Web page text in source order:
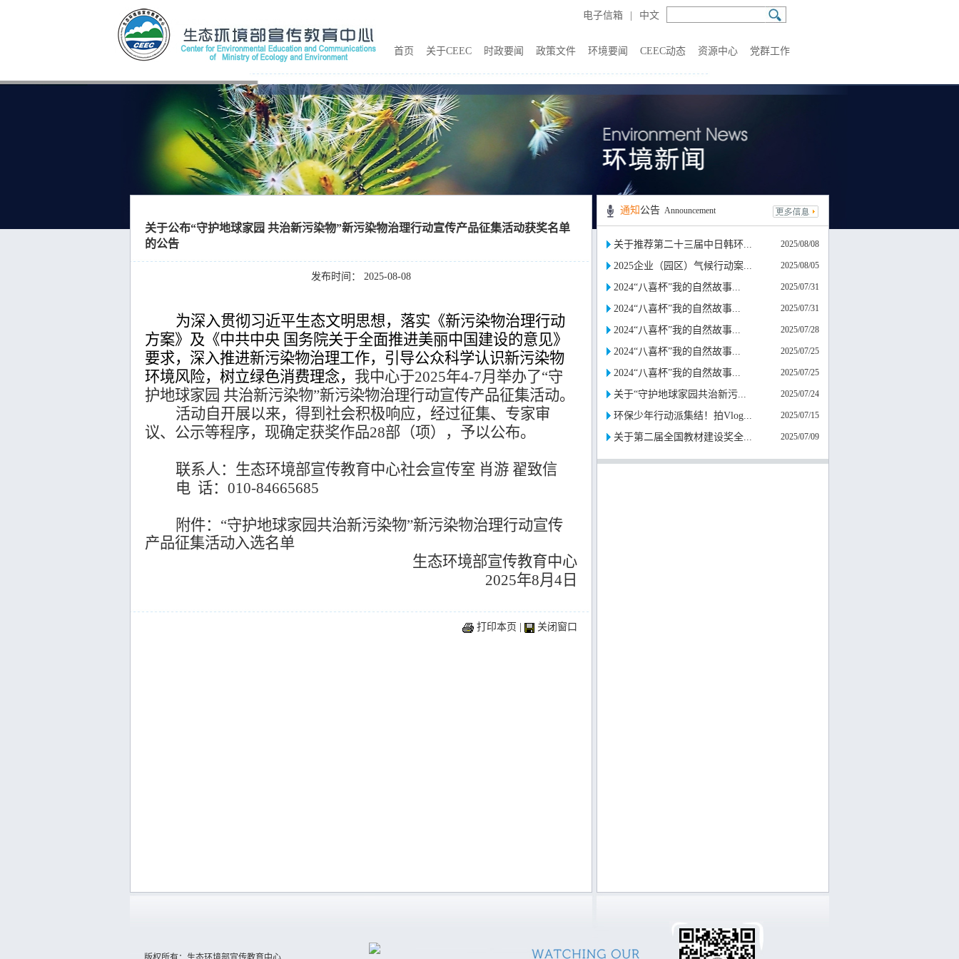
电子信箱 中文
首页 关于CEEC 时政要闻 政策文件 环境要闻 CEEC动态 资源中心 党群工作
关于公布“守护地球家园 共治新污染物”新污染物治理行动宣传产品征集活动获奖名单
的公告
发布时间： 2025-08-08
为深入贯彻习近平生态文明思想，落实《新污染物治理行动
方案》及《中共中央 国务院关于全面推进美丽中国建设的意见》
要求，深入推进新污染物治理工作，引导公众科学认识新污染物
环境风险，树立绿色消费理念， 我中心于2025年4-7月举办了“守
护地球家园 共治新污染物”新污染物治理行动宣传产品征集活动。
活动自开展以来，得到社会积极响应，经过征集、专家审
议、公示等程序，现确定获奖作品28部（项），予以公布。
联系人：生态环境部宣传教育中心社会宣传室 肖游 翟致信
电 话： 010-84665685
附件：“守护地球家园共治新污染物”新污染物治理行动宣传
产品征集活动入选名单
生态环境部宣传教育中心
2025年8月 4 日
打印本页 关闭窗口
通知 公告 Announcement
2025/08/08
关于推荐第二十三届中日韩环...
2025/08/05
2025企业（园区）气候行动案...
2025/07/31
2024“八喜杯”我的自然故事...
2025/07/31
2024“八喜杯”我的自然故事...
2025/07/28
2024“八喜杯”我的自然故事...
2025/07/25
2024“八喜杯”我的自然故事...
2025/07/25
2024“八喜杯”我的自然故事...
2025/07/24
关于“守护地球家园共治新污...
2025/07/15
环保少年行动派集结！拍Vlog...
2025/07/09
关于第二届全国教材建设奖全...